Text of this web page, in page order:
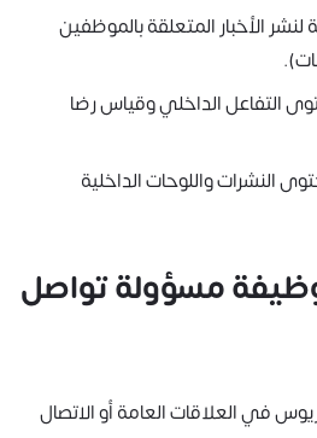
لنشر الأخبار المتعلقة بالموظفين
التفاعل الداخلي وقياس رضا
النشرات واللوحات الداخلية
مسؤولة تواصل
في العلاقات العامة أو الاتصال